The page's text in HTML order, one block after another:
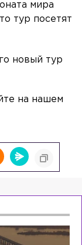
мира
тур посетят
новый тур
на нашем